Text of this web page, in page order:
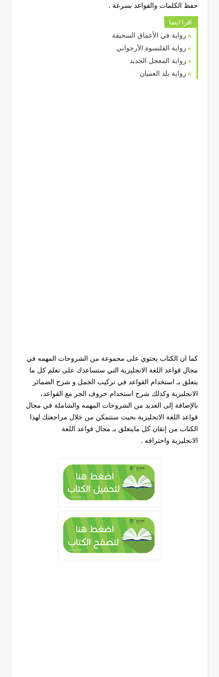
حفظ الكلمات والقواعد بسرعة .
اقرا ايضا
رواية في الأعماق السحيقة
رواية القلنسوة الأرجواني
رواية المعجل الجديد
رواية بلد العميان
كما ان الكتاب يحتوي على مجموعة من الشروحات المهمه في
مجال قواعد اللغة الانجليزية التي ستساعدك على تعلم كل ما
يتعلق بـ استخدام القواعد في تركيب الجمل و شرح الضمائر
الانجليزية وكذلك شرح استخدام حروف الجر مع القواعد،
بالإضافة إلى العديد من الشروحات المهمه والشاملة في مجال
قواعد اللغة الانجليزية بحيث ستتمكن من خلال مراجعتك لهذا
الكتاب من إتقان كل مايتعلق بـ مجال قواعد اللغة
الانجليزية واحترافه .